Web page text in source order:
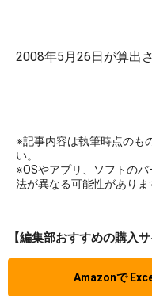
2008年5月26日が算出
※記事内容は執筆時点のも
い。
※OSやアプリ、ソフトの
法が異なる可能性がありま
【編集部おすすめの購入サ
Amazonで